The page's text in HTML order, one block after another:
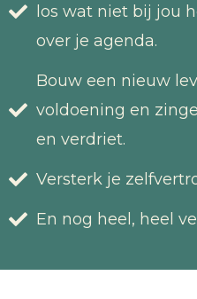
los wat niet bij jou
over je agenda.
Bouw een nieuw
voldoening en
en verdriet.
Versterk je
En nog heel, heel